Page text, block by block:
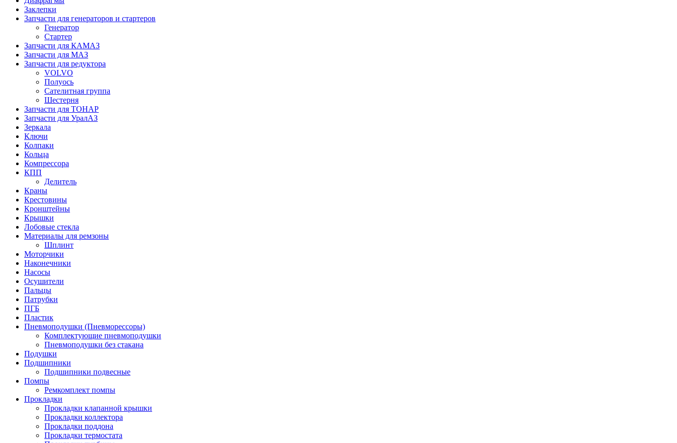
Заклепки
Запчасти для генераторов и стартеров
Генератор
Стартер
Запчасти для КАМАЗ
Запчасти для МАЗ
Запчасти для редуктора
VOLVO
Полуось
Сателитная группа
Шестерня
Запчасти для ТОНАР
Запчасти для УралАЗ
Зеркала
Ключи
Колпаки
Кольца
Компрессора
КПП
Делитель
Краны
Крестовины
Кронштейны
Крышки
Лобовые стекла
Материалы для ремзоны
Шплинт
Моторчики
Наконечники
Насосы
Осушители
Пальцы
Патрубки
ПГБ
Пластик
Пневмоподушки (Пневморессоры)
Комплектующие пневмоподушки
Пневмоподушки без стакана
Подушки
Подшипники
Подшипники подвесные
Помпы
Ремкомплект помпы
Прокладки
Прокладки клапанной крышки
Прокладки коллектора
Прокладки поддона
Прокладки термостата